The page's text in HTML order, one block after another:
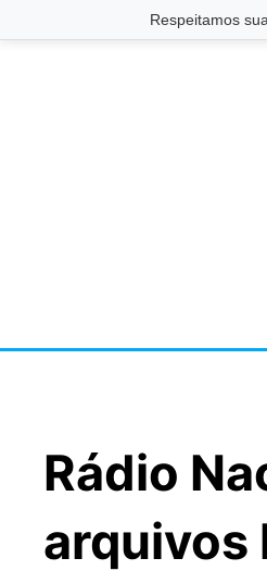
Respeitamos
Rádio
arquivos